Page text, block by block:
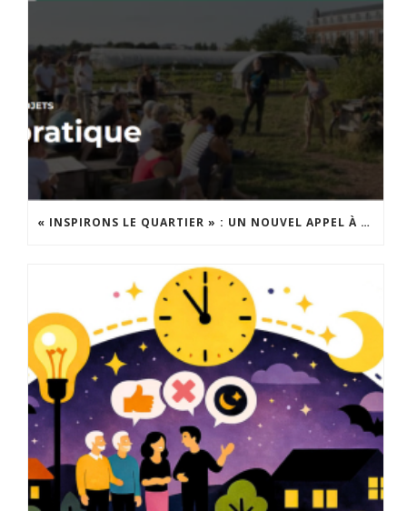
« INSPIRONS LE QUARTIER » : UN NOUVEL APPEL À PROJETS EST LANCÉ !